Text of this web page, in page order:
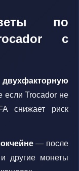
по
с
Trocador не
снижает риск
— после
другие монеты